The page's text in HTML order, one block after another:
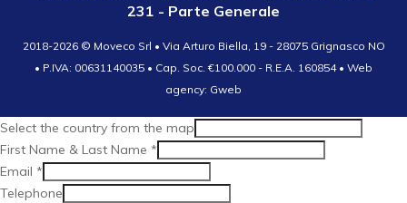
231 - Parte Generale
2018-2026 © Moveco Srl • Via Arturo Biella, 19 - 28075 Grignasco NO
• P.IVA: 00631140035 • Cap. Soc. €100.000 - R.E.A. 160854• Web
agency: Gweb
Select the country from the map
First Name & Last Name *
Email *
Telephone